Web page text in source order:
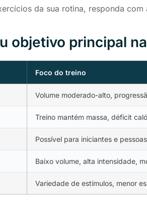
da sua rotina, responda com
objetivo principal
Foco do treino
Volume moderado-alto,
Treino mantém massa, déficit
Possível para iniciantes e
Baixo volume, alta intensidade,
Variedade de estímulos, menor